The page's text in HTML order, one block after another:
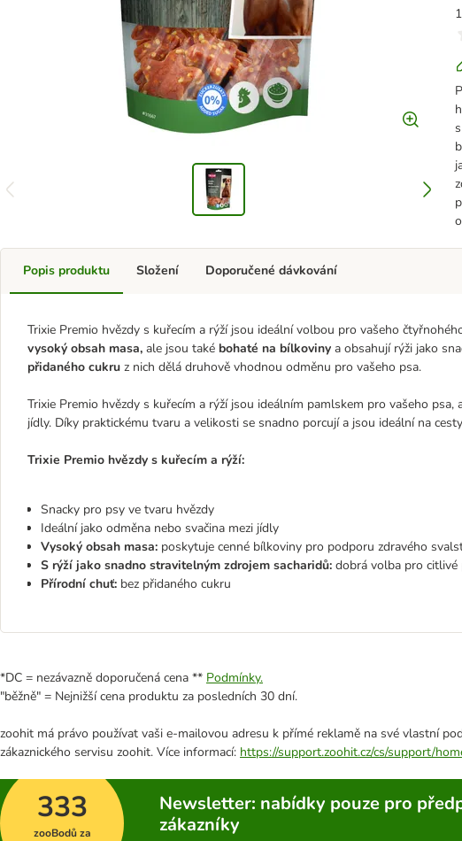
Popis produktu
Trixie Premio hvězdy s kuřecím a rýží jsou ideální volbou pro vašeho
vysoký obsah masa, ale jsou také bohaté na bílkoviny a obsahují rýži jako
přidaného cukru z nich dělá druhově vhodnou odměnu pro vašeho psa.
Trixie Premio hvězdy s kuřecím a rýží jsou ideálním pamlskem pro vašeho
jídly. Díky praktickému tvaru a velikosti se snadno porcují a jsou ideální na
Trixie Premio hvězdy s kuřecím a rýží:
Snacky pro psy ve tvaru hvězdy
Ideální jako odměna nebo svačina mezi jídly
Vysoký obsah masa: poskytuje cenné bílkoviny pro podporu zdravého
S rýží jako snadno stravitelným zdrojem sacharidů: dobrá volba pro citlivé
Přírodní chuť: bez přidaného cukru
Složení Doporučené dávkování
*DC = nezávazně doporučená cena ** Podmínky.
"běžně" = Nejnižší cena produktu za posledních 30 dní.
zoohit má právo používat vaši e-mailovou adresu k přímé reklamě na své vlastní
zákaznického servisu zoohit. Více informací: https://support.zoohit.cz/cs/support/
333
zooBodů za
Newsletter: nabídky pouze pro
zákazníky